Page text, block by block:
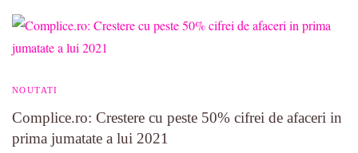
NOUTATI
Complice.ro: Crestere cu peste 50% cifrei de afaceri in
prima jumatate a lui 2021